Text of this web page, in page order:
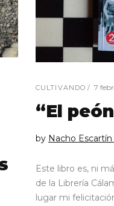
CULTIVANDO 7
“El
by Nacho Escartín
Este libro es, ni
de la Librería
lugar mi